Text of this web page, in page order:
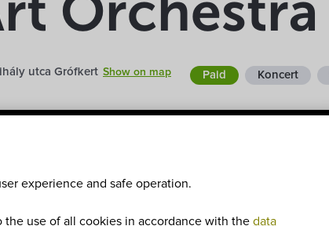
experience and safe operation.
use of all cookies in accordance with the data
Orchestra
utca Grófkert Show on map Paid Koncert